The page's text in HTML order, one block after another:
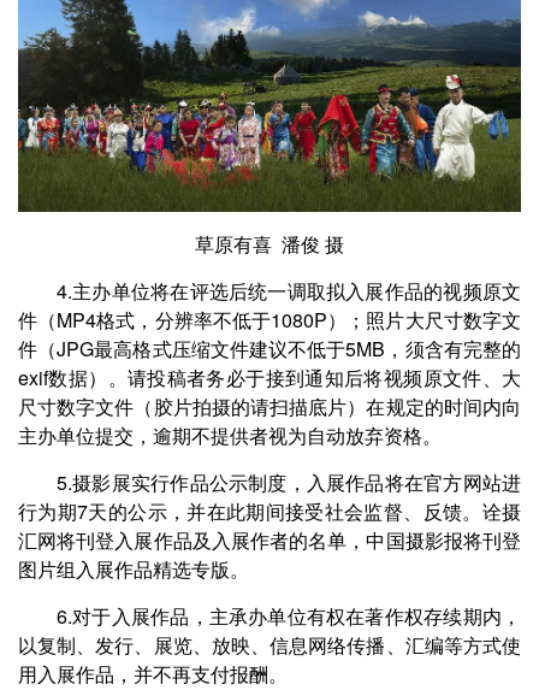
草原有喜 潘俊 摄
4.主办单位将在评选后统一调取拟入展作品的视频原文
件（MP4格式，分辨率不低于1080P）；照片大尺寸数字文
件（JPG最高格式压缩文件建议不低于5MB，须含有完整的
exif数据）。请投稿者务必于接到通知后将视频原文件、大
尺寸数字文件（胶片拍摄的请扫描底片）在规定的时间内向
主办单位提交，逾期不提供者视为自动放弃资格。
5.摄影展实行作品公示制度，入展作品将在官方网站进
行为期7天的公示，并在此期间接受社会监督、反馈。诠摄
汇网将刊登入展作品及入展作者的名单，中国摄影报将刊登
图片组入展作品精选专版。
6.对于入展作品，主承办单位有权在著作权存续期内，
以复制、发行、展览、放映、信息网络传播、汇编等方式使
用入展作品，并不再支付报酬。